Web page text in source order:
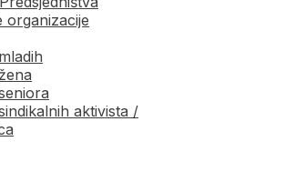
organizacije
aktivista /